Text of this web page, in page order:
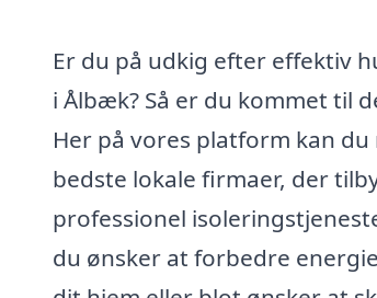
Er du på udkig efter effektiv
i Ålbæk? Så er du kommet til
Her på vores platform kan
bedste lokale firmaer, der
professionel
du ønsker at forbedre